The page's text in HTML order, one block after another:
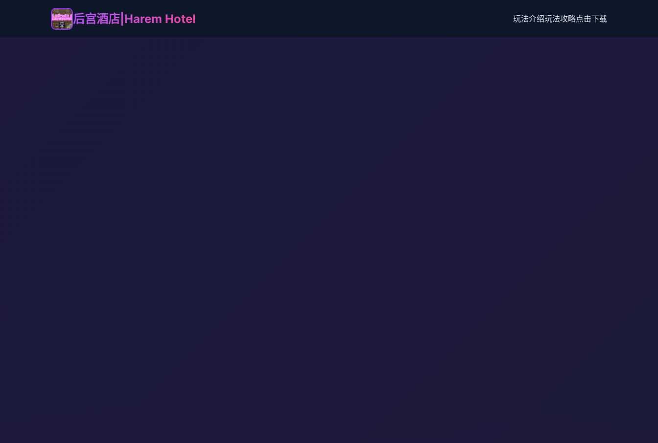
后宫酒店|Harem Hotel 玩法介绍玩法攻略点击下载